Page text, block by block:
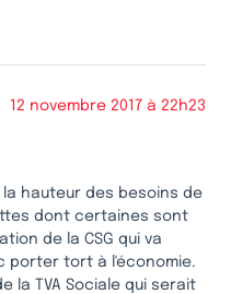
12 novembre 2017 à 22h23
hauteur des besoins de
dont certaines sont
de la CSG qui va
porter tort à l'économie.
la TVA Sociale qui serait